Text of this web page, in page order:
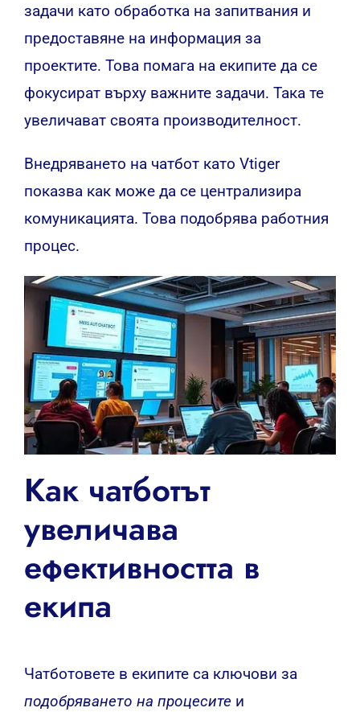
задачи като обработка на запитвания и
предоставяне на информация за
проектите. Това помага на екипите да се
фокусират върху важните задачи. Така те
увеличават своята производителност.
Внедряването на чатбот като Vtiger
показва как може да се централизира
комуникацията. Това подобрява работния
процес.
Как чатботът
увеличава
ефективността в
екипа
Чатботовете в екипите са ключови за
подобряването на процесите и